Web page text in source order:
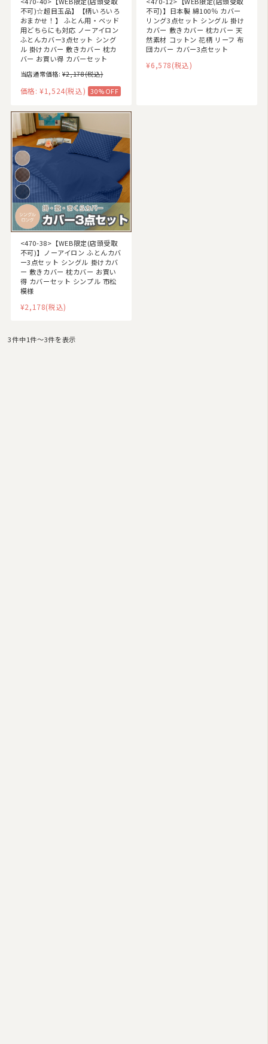
不可)☆超目玉品】【柄いろいろ
おまかせ！】 ふとん用・ベッド
用どちらにも対応 ノーアイロン
ふとんカバー3点セット シング
ル 掛けカバー 敷きカバー 枕カ
バー お買い得 カバーセット
当店通常価格: ¥2,178(税込)
価格: ¥1,524(税込) 30%OFF
不可)】日本製 綿100％ カバー
リング3点セット シングル 掛け
カバー 敷きカバー 枕カバー 天
然素材 コットン 花柄 リーフ 布
団カバー カバー3点セット
¥6,578(税込)
<470-38>【WEB限定(店頭受取
不可)】ノーアイロン ふとんカバ
ー3点セット シングル 掛けカバ
ー 敷きカバー 枕カバー お買い
得 カバーセット シンプル 市松
模様
¥2,178(税込)
3件中1件〜3件を表示